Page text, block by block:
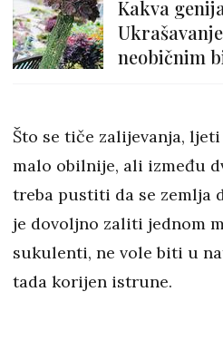
Kakva
neobičnim
Što se tiče zalijevanja,
malo obilnije, ali između
treba pustiti da se zemlja
je dovoljno zaliti jednom
sukulenti, ne vole biti u
tada korijen istrune.